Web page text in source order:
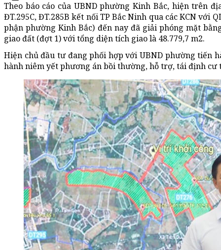
Theo báo cáo của UBND phường Kinh Bắc, hiện trên
ĐT.295C, ĐT.285B kết nối TP Bắc Ninh qua các KCN với
phận phường Kinh Bắc) đến nay đã giải phóng mặt
giao đất (đợt 1) với tổng diện tích giao là 48.779,7 m2.
Hiện chủ đầu tư đang phối hợp với UBND phường tiến
hành niêm yết phương án bồi thường, hỗ trợ, tái định